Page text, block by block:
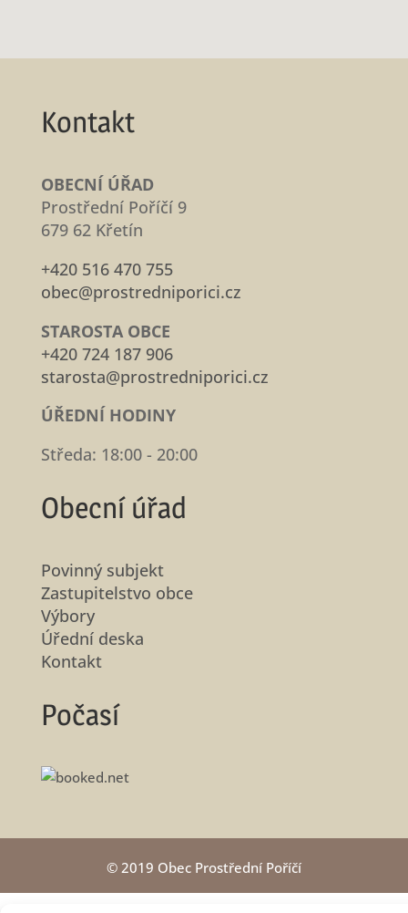
Kontakt
OBECNÍ ÚŘAD
Prostřední Poříčí 9
679 62 Křetín
+420 516 470 755
obec@prostredniporici.cz
STAROSTA OBCE
+420 724 187 906
starosta@prostredniporici.cz
ÚŘEDNÍ HODINY
Středa: 18:00 - 20:00
Obecní úřad
Povinný subjekt
Zastupitelstvo obce
Výbory
Úřední deska
Kontakt
Počasí
© 2019 Obec Prostřední Poříčí